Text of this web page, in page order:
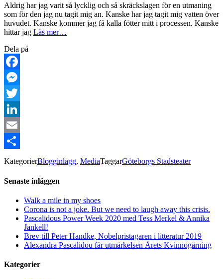
Aldrig har jag varit så lycklig och så skräckslagen för en utmaning
som för den jag nu tagit mig an. Kanske har jag tagit mig vatten över
huvudet. Kanske kommer jag få kalla fötter mitt i processen. Kanske
hittar jag Läs mer…
Dela på
Facebook
Messenger
Twitter
LinkedIn
Email
Dela
KategorierBlogginlagg, MediaTaggarGöteborgs Stadsteater
Senaste inläggen
Walk a mile in my shoes
Corona is not a joke. But we need to laugh away this crisis.
Pascalidous Power Week 2020 med Tess Merkel & Annika
Jankell!
Brev till Peter Handke, Nobelpristagaren i litteratur 2019
Alexandra Pascalidou får utmärkelsen Årets Kvinnogärning
Kategorier